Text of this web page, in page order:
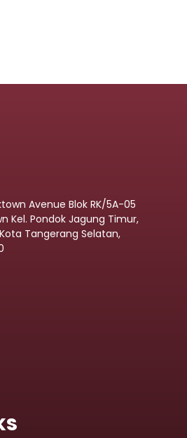
Avenue Blok RK/5A-05
Kel. Pondok Jagung Timur,
Tangerang Selatan,